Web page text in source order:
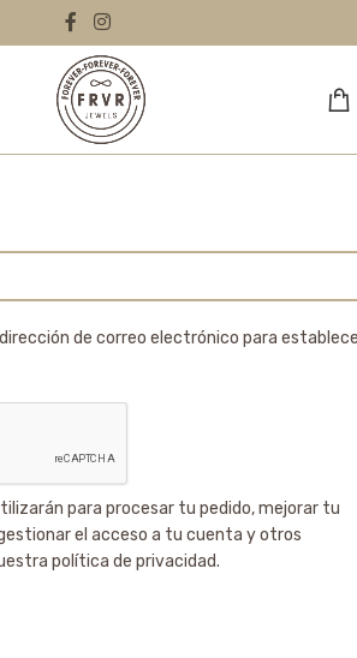
de correo electrónico para
para procesar tu pedido, mejorar tu
el acceso a tu cuenta y otros
política de privacidad.